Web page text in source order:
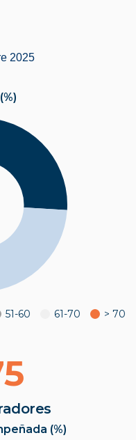
2025
51-60 61-70 > 70
(%)